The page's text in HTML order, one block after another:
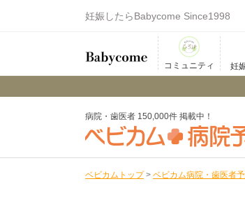
妊娠したらBabycome Since1998
コミュニティ 妊
病院・歯医者 150,000件 掲載中！
ベビカムトップ > ベビカム病院・歯医者